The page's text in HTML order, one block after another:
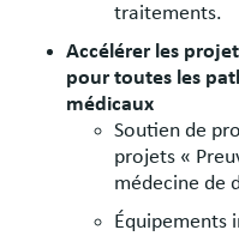
traitements.
Accélérer les
pour toutes les
médicaux
Soutien de
projets «
médecine de
Équipements